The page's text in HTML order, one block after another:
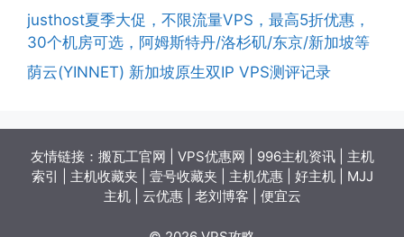
justhost夏季大促，不限流量VPS，最高5折优惠，
30个机房可选，阿姆斯特丹/洛杉矶/东京/新加坡等
荫云(YINNET) 新加坡原生双IP VPS测评记录
友情链接： 搬瓦工官网 VPS优惠网 996主机资讯| 主机
索引
主机收藏夹 壹号收藏夹 主机优惠| 好主机| MJJ
主机| 云优惠| 老刘博客 便宜云